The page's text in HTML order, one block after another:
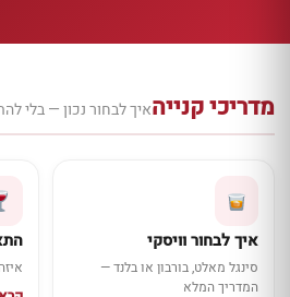
מדריכי קנייהאיך לבחור נכון — בלי
איך לבחור וויסקי
סינגל מאלט, בורבון או בלנד —
המדריך המלא